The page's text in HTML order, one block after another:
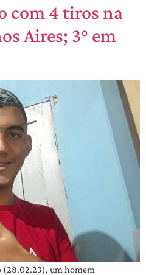
com 4 tiros na
Aires; 3° em
(28.02.23), um homem